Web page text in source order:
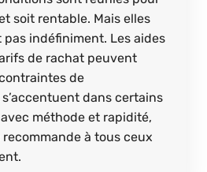
soit rentable. Mais elles
pas indéfiniment. Les aides
de rachat peuvent
de
dans certains
méthode et rapidité,
recommande à tous ceux